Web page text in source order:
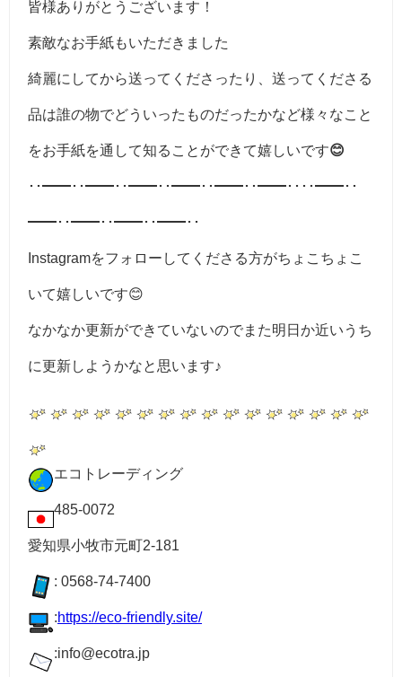
皆様ありがとうございます！
素敵なお手紙もいただきました
綺麗にしてから送ってくださったり、送ってくださる
品は誰の物でどういったものだったかなど様々なこと
をお手紙を通して知ることができて嬉しいです😊
･･━━･･━━･･━━･･━━･･━━･･━━････━━･･
━━･･━━･･━━･･━━･･
Instagramをフォローしてくださる方がちょこちょこ
いて嬉しいです😊
なかなか更新ができていないのでまた明日か近いうち
に更新しようかなと思います♪
エコトレーディング
485-0072
愛知県小牧市元町2-181
: 0568-74-7400
:https://eco-friendly.site/
:info@ecotra.jp